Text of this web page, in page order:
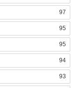
97
95
95
94
93